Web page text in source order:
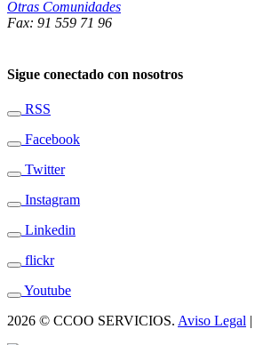
Otras Comunidades
Fax: 91 559 71 96
Sigue conectado con nosotros
RSS
Facebook
Twitter
Instagram
Linkedin
flickr
Youtube
2026 © CCOO SERVICIOS. Aviso Legal |